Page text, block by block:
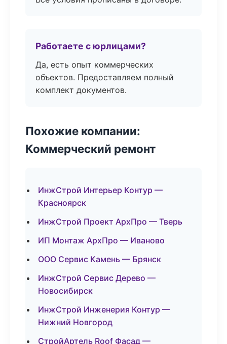
Работаете с юрлицами?
Да, есть опыт коммерческих
объектов. Предоставляем полный
комплект документов.
Похожие компании:
Коммерческий ремонт
ИнжСтрой Интерьер Контур —
Красноярск
ИнжСтрой Проект АрхПро — Тверь
ИП Монтаж АрхПро — Иваново
ООО Сервис Камень — Брянск
ИнжСтрой Сервис Дерево —
Новосибирск
ИнжСтрой Инженерия Контур —
Нижний Новгород
СтройАртель Roof Фасад —